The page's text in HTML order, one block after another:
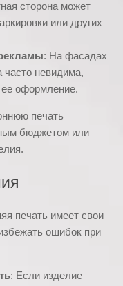
сторона может
или других
: На фасадах
часто невидима,
ее оформление.
печать
бюджетом или
печать имеет свои
ошибок при
: Если изделие